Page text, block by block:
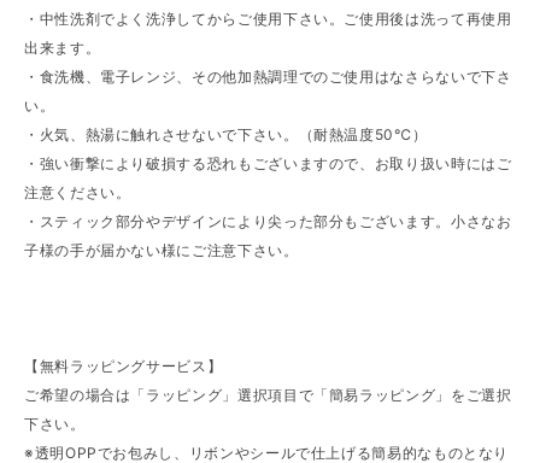
・中性洗剤でよく洗浄してからご使用下さい。ご使用後は洗って再使用
出来ます。
・食洗機、電子レンジ、その他加熱調理でのご使用はなさらないで下さ
い。
・火気、熱湯に触れさせないで下さい。（耐熱温度50℃）
・強い衝撃により破損する恐れもございますので、お取り扱い時にはご
注意ください。
・スティック部分やデザインにより尖った部分もございます。小さなお
子様の手が届かない様にご注意下さい。
【無料ラッピングサービス】
ご希望の場合は「ラッピング」選択項目で「簡易ラッピング」をご選択
下さい。
※透明OPPでお包みし、リボンやシールで仕上げる簡易的なものとなり